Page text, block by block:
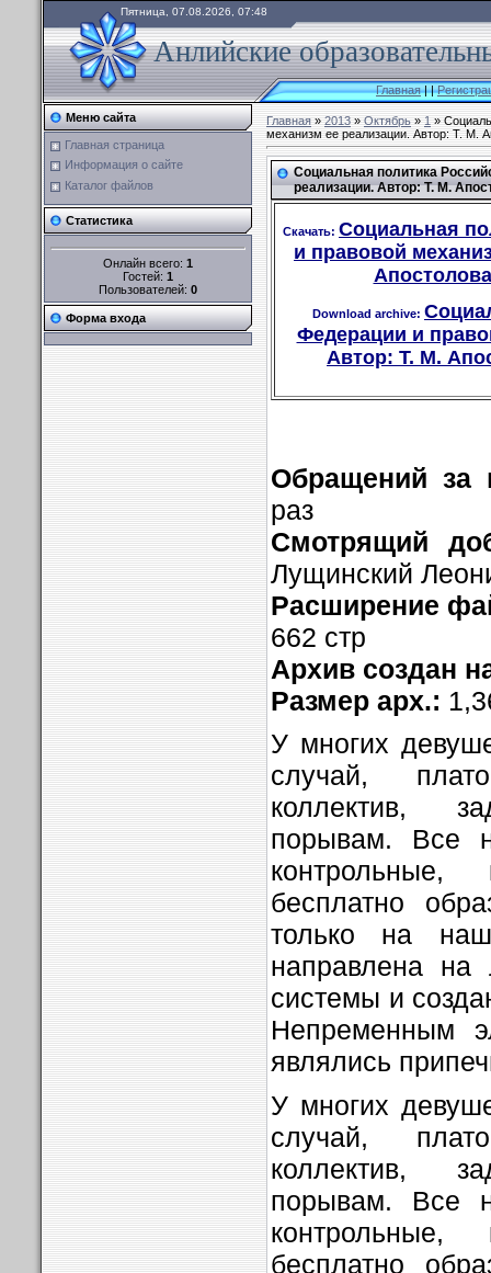
Пятница, 07.08.2026, 07:48
Анлийские
Главная||
Меню сайта
Главная страница
Информация о сайте
Каталог файлов
Статистика
Онлайн всего: 1
Гостей: 1
Пользователей: 0
Форма входа
Главная»2013 » Октябрь » 1»
механизм ее реализации. Автор: Т. М.
Социальная политика
реализации. Автор: Т. М.
Скачать: Социальная
и правовой
Download archive:
Федерации и
Автор: Т. М.
Обращений за
раз
Смотрящий
Лущинский
Расширение
662 стр
Архив создан
Размер арх.:
У многих
случай,
коллектив,
порывам. Все
бесплатно
только на
направлена на
системы и
Непременным
являлись
У многих
случай,
коллектив,
порывам. Все
бесплатно